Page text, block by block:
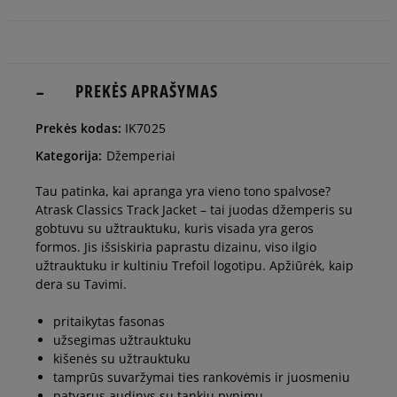
L
Pranešti
man
XL
Pranešti
PREKĖS APRAŠYMAS
Prekės kodas: IK7025
Kategorija: Džemperiai
Tau patinka, kai apranga yra vieno tono spalvose?
Atrask Classics Track Jacket – tai juodas džemperis su
gobtuvu su užtrauktuku, kuris visada yra geros
formos. Jis išsiskiria paprastu dizainu, viso ilgio
užtrauktuku ir kultiniu Trefoil logotipu. Apžiūrėk, kaip
dera su Tavimi.
pritaikytas fasonas
užsegimas užtrauktuku
kišenės su užtrauktuku
tamprūs suvaržymai ties rankovėmis ir juosmeniu